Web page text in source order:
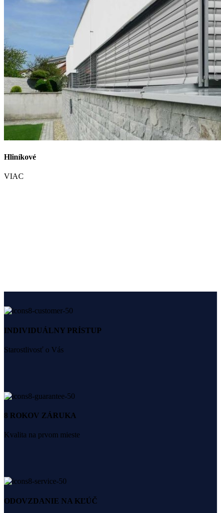
Hliníkové
VIAC
INDIVIDUÁLNY PRÍSTUP
Starostlivosť o Vás
8 ROKOV ZÁRUKA
Kvalita na prvom mieste
ODOVZDANIE NA KĽÚČ